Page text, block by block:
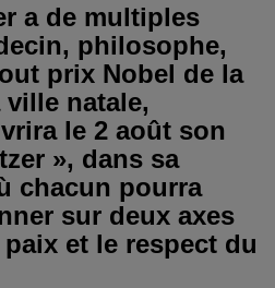
a de multiples
philosophe,
prix Nobel de la
ville natale,
le 2 août son
», dans sa
chacun pourra
sur deux axes
et le respect du